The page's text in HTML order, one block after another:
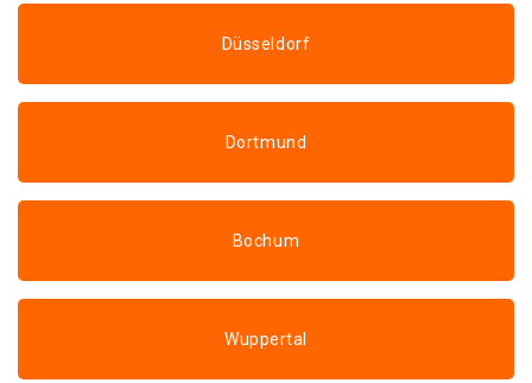
Düsseldorf
Dortmund
Bochum
Wuppertal